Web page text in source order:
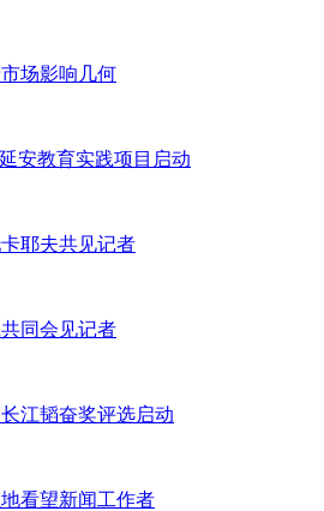
场影响几何
安教育实践项目启动
耶夫共见记者
同会见记者
江韬奋奖评选启动
看望新闻工作者